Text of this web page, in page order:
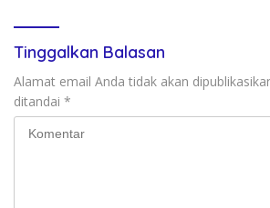
Tinggalkan Balasan
Alamat email Anda tidak akan
ditandai *